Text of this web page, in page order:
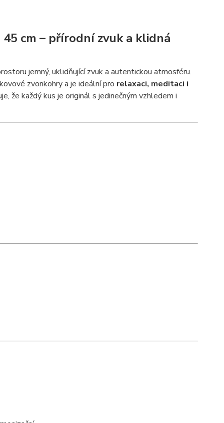
cm – přírodní zvuk a klidná
jemný, uklidňující zvuk a autentickou atmosféru.
zvonkohry a je ideální pro relaxaci, meditaci i
že každý kus je originál s jedinečným vzhledem i